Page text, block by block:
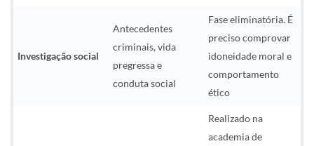
Investigação social
Antecedentes
criminais, vida
pregressa e
conduta social
Fase eliminatória. É
preciso comprovar
idoneidade moral e
comportamento
ético
Realizado na
academia de